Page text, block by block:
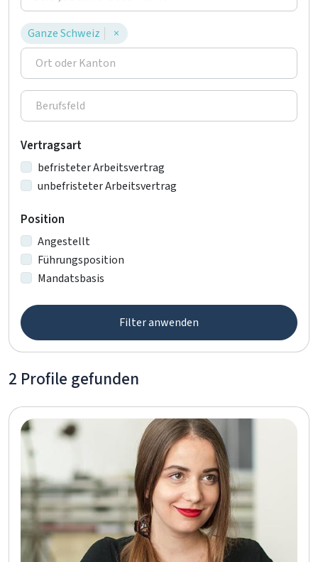
Ganze Schweiz ×
Vertragsart
befristeter Arbeitsvertrag
unbefristeter Arbeitsvertrag
Position
Angestellt
Führungsposition
Mandatsbasis
Filter anwenden
2 Profile gefunden